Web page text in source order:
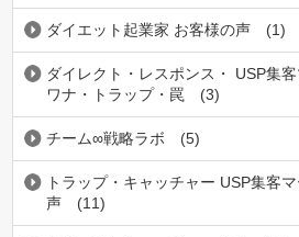
ダイエット起業家 お客様の声 (1)
ダイレクト・レスポンス・ USP集
ワナ・トラップ・罠
(3)
チーム∞戦略ラボ (5)
トラップ・キャッチャー USP集客
声
(11)